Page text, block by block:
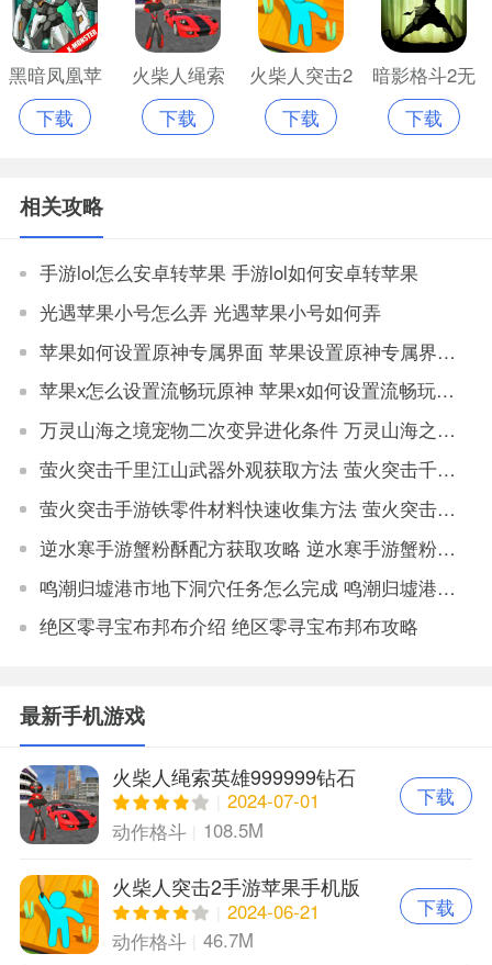
黑暗凤凰苹
果免费版
下载
火柴人绳索
英雄999999
下载
火柴人突击2
手游苹果手
下载
暗影格斗2无
限钻石无限
下载
相关攻略
手游lol怎么安卓转苹果 手游lol如何安卓转苹果
光遇苹果小号怎么弄 光遇苹果小号如何弄
苹果如何设置原神专属界面 苹果设置原神专属界面步骤
苹果x怎么设置流畅玩原神 苹果x如何设置流畅玩原神
万灵山海之境宠物二次变异进化条件 万灵山海之境宠物二次变异属性对比
萤火突击千里江山武器外观获取方法 萤火突击千里江山如何获取武器外观
萤火突击手游铁零件材料快速收集方法 萤火突击手游铁零件材料获取地点大全
逆水寒手游蟹粉酥配方获取攻略 逆水寒手游蟹粉酥配方怎么获得
鸣潮归墟港市地下洞穴任务怎么完成 鸣潮归墟港市地下洞穴任务完成攻略
绝区零寻宝布邦布介绍 绝区零寻宝布邦布攻略
最新手机游戏
火柴人绳索英雄999999钻石
苹果版
2024-07-01
动作格斗
108.5M
下载
火柴人突击2手游苹果手机版
2024-06-21
动作格斗
46.7M
下载